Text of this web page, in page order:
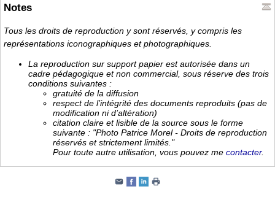
Notes
Tous les droits de reproduction y sont réservés, y compris les
représentations iconographiques et photographiques.
La reproduction sur support papier est autorisée dans un
cadre pédagogique et non commercial, sous réserve des trois
conditions suivantes :
gratuité de la diffusion
respect de l’intégrité des documents reproduits (pas de
modification ni d’altération)
citation claire et lisible de la source sous le forme
suivante : "Photo Patrice Morel - Droits de reproduction
réservés et strictement limités."
Pour toute autre utilisation, vous pouvez me contacter.